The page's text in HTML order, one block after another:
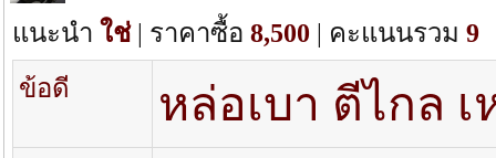
แนะนำ ใช่| ราคาซื้อ 8,500 | คะแนนรวม 9
ข้อดี
หล่อเบา ตีไกล